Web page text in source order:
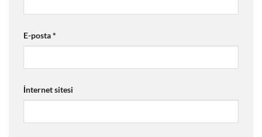
E-posta*
İnternet sitesi